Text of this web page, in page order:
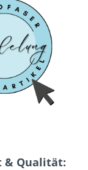
& Qualität: